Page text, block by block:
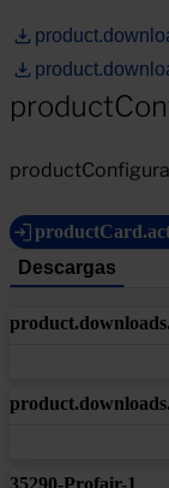
Descargas
35290-Profair-1